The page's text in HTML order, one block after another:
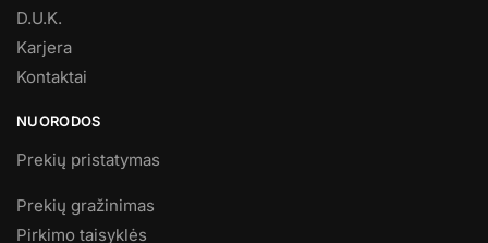
D.U.K.
Karjera
Kontaktai
NUORODOS
Prekių pristatymas
Prekių gražinimas
Pirkimo taisyklės